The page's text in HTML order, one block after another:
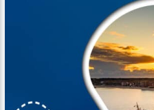
Inselradio Föhr
Handystream